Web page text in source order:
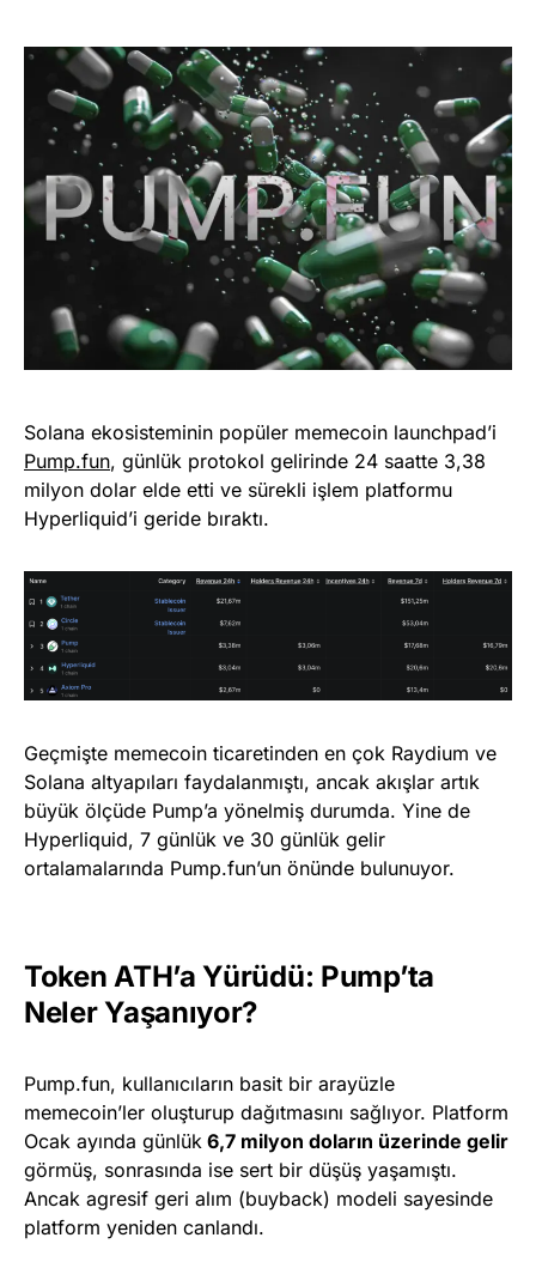
Solana ekosisteminin popüler memecoin launchpad’i
Pump.fun, günlük protokol gelirinde 24 saatte 3,38
milyon dolar elde etti ve sürekli işlem platformu
Hyperliquid’i geride bıraktı.
Geçmişte memecoin ticaretinden en çok Raydium ve
Solana altyapıları faydalanmıştı, ancak akışlar artık
büyük ölçüde Pump’a yönelmiş durumda. Yine de
Hyperliquid, 7 günlük ve 30 günlük gelir
ortalamalarında Pump.fun’un önünde bulunuyor.
Token ATH’a Yürüdü: Pump’ta
Neler Yaşanıyor?
Pump.fun, kullanıcıların basit bir arayüzle
memecoin’ler oluşturup dağıtmasını sağlıyor. Platform
Ocak ayında günlük 6,7 milyon doların üzerinde gelir
görmüş, sonrasında ise sert bir düşüş yaşamıştı.
Ancak agresif geri alım (buyback) modeli sayesinde
platform yeniden canlandı.